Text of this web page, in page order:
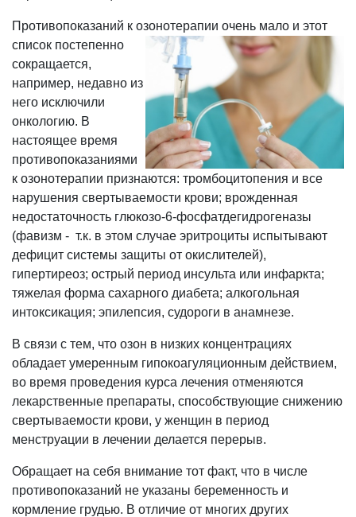
Противопоказаний к озонотерапии очень мало и этот
список постепенно
сокращается,
например, недавно из
него исключили
онкологию. В
настоящее время
противопоказаниями
к озонотерапии признаются: тромбоцитопения и все
нарушения свертываемости крови; врожденная
недостаточность глюкозо-6-фосфатдегидрогеназы
(фавизм - т.к. в этом случае эритроциты испытывают
дефицит системы защиты от окислителей),
гипертиреоз; острый период инсульта или инфаркта;
тяжелая форма сахарного диабета; алкогольная
интоксикация; эпилепсия, судороги в анамнезе.
В связи с тем, что озон в низких концентрациях
обладает умеренным гипокоагуляционным действием,
во время проведения курса лечения отменяются
лекарственные препараты, способствующие снижению
свертываемости крови, у женщин в период
менструации в лечении делается перерыв.
Обращает на себя внимание тот факт, что в числе
противопоказаний не указаны беременность и
кормление грудью. В отличие от многих других